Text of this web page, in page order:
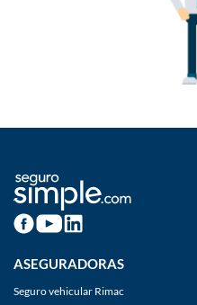
ASEGURADORAS
Seguro vehicular Rimac